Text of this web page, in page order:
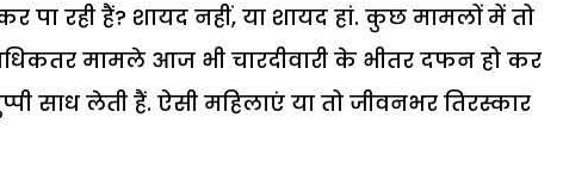
पा रही हैं? शायद नहीं, या शायद हां. कुछ मामलों में तो
मामले आज भी चारदीवारी के भीतर दफन हो कर
साध लेती हैं. ऐसी महिलाएं या तो जीवनभर तिरस्कार